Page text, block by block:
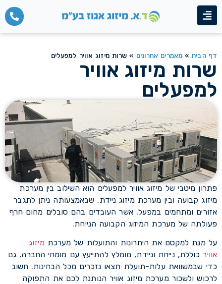
דף הבית»מאמרים אחרונים » שרות מיזוג אוויר למפעלים
שרות מיזוג אוויר
למפעלים
פתרון מיטבי של מיזוג אוויר למפעלים הוא השילוב בין מערכת
מיזוג קבועה ובין מערכת מיזוג ניידת, שבאמצעותה ניתן לתגבר
אזורים ומתחמים במפעל, אשר העובדים בהם סובלים מחום חרף
פעולתה של מערכת המיזוג הקבועה הנייחת.
על מנת למקסם את היתרונות והתועלות של מערכת מיזוג
אווירכוללת, נייחת וניידת, מומלץ להתייעץ עם מומחי החברה, גם
כדי שבמשוואת עלות-תועלת תצאו נזכרים מכל הבחינות. חשוב
לרכוש ולשכור מערכת מיזוג אוויר הנותנת לכם את התפוקה